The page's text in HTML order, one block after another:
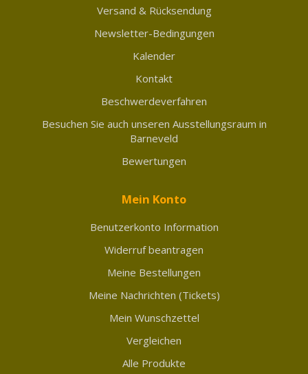
Versand & Rücksendung
Newsletter-Bedingungen
Kalender
Kontakt
Beschwerdeverfahren
Besuchen Sie auch unseren Ausstellungsraum in
Barneveld
Bewertungen
Mein Konto
Benutzerkonto Information
Widerruf beantragen
Meine Bestellungen
Meine Nachrichten (Tickets)
Mein Wunschzettel
Vergleichen
Alle Produkte